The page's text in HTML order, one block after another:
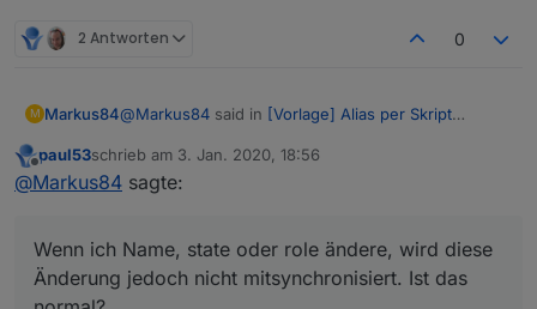
2 Antworten 0
M Markus84@Markus84 said in [Vorlage] Alias per Skript
@paul53
verstanden... Den Alias anzulegen hat wunderbar
funktioniert. Den value synchronisiert er auch sehr
schön zwischen Alias und dem zu schaltenden
Offline
paul53schrieb am 3. Jan. 2020, 18:56
zuletzt editiert von
@Markus84 sagte:
Wenn ich Name, state oder role ändere, wird diese
Änderung jedoch nicht mitsynchronisiert. Ist das